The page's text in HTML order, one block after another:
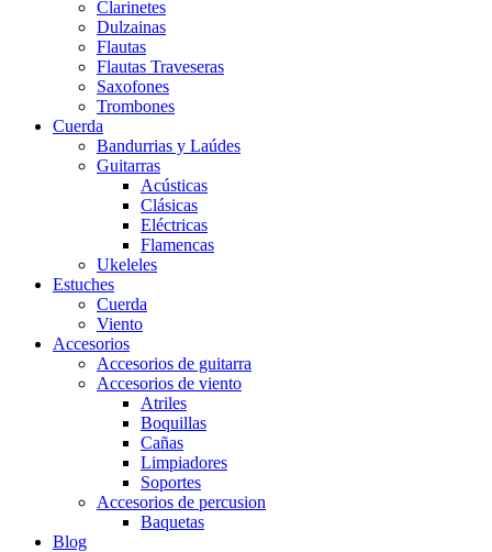
Clarinetes
Dulzainas
Flautas
Flautas Traveseras
Saxofones
Trombones
Cuerda
Bandurrias y Laúdes
Guitarras
Acústicas
Clásicas
Eléctricas
Flamencas
Ukeleles
Estuches
Cuerda
Viento
Accesorios
Accesorios de guitarra
Accesorios de viento
Atriles
Boquillas
Cañas
Limpiadores
Soportes
Accesorios de percusion
Baquetas
Blog